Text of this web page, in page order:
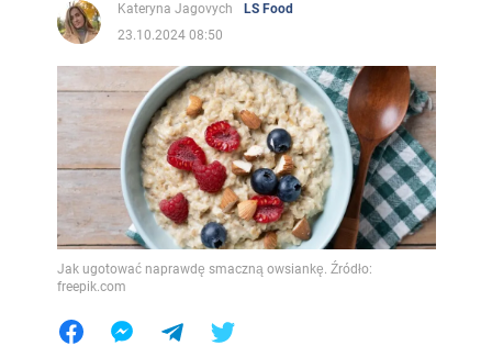
Kateryna Jagovych
LS Food
23.10.2024 08:50
Jak ugotować naprawdę smaczną owsiankę. Źródło:
freepik.com